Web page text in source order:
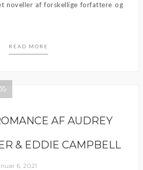
noveller af forskellige forfattere og
READ MORE
AF AUDREY
& EDDIE CAMPBELL
6, 2021